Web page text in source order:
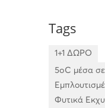
Tags
1+1 ΔΩΡΟ
5oC μέσα
Φυτικά